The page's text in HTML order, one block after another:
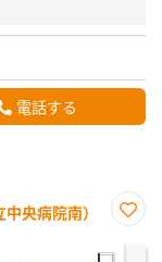
電話する
央病院南）
に入